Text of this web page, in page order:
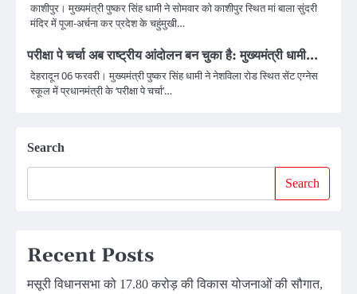
काशीपुर। मुख्यमंत्री पुष्कर सिंह धामी ने सोमवार को काशीपुर स्थित मां बाला सुंदरी
मंदिर में पूजा-अर्चना कर प्रदेश के चहुंमुखी…
परीक्षा पे चर्चा अब राष्ट्रीय आंदोलन बन चुका है: मुख्यमंत्री धामी…
देहरादून 06 फरवरी। मुख्यमंत्री पुष्कर सिंह धामी ने नेशविला रोड स्थित सेंट एग्नेस
स्कूल में प्रधानमंत्री के ‘परीक्षा पे चर्चा’…
Search
Search
Recent Posts
मसूरी विधानसभा को 17.80 करोड़ की विकास योजनाओं की सौगात,